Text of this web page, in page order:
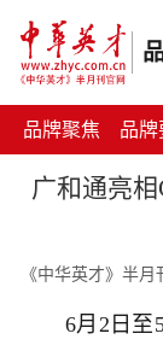
品牌聚焦 品牌
广和通亮
《中华英才》半月
6月2日至5